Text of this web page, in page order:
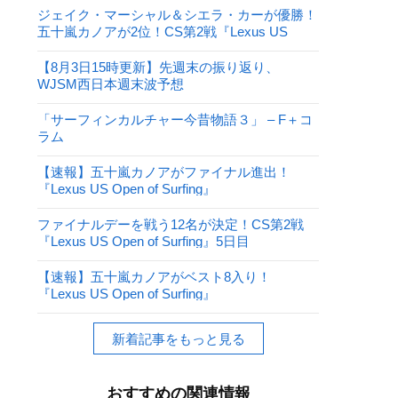
ジェイク・マーシャル＆シエラ・カーが優勝！
五十嵐カノアが2位！CS第2戦『Lexus US
【8月3日15時更新】先週末の振り返り、
WJSM西日本週末波予想
「サーフィンカルチャー今昔物語３」 – F＋コ
ラム
【速報】五十嵐カノアがファイナル進出！
『Lexus US Open of Surfing』
ファイナルデーを戦う12名が決定！CS第2戦
『Lexus US Open of Surfing』5日目
【速報】五十嵐カノアがベスト8入り！
『Lexus US Open of Surfing』
新着記事をもっと見る
おすすめの関連情報